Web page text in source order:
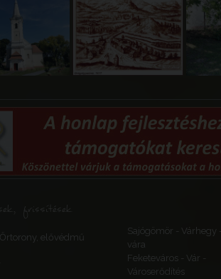
frissítések
elővédmű
Sajógömör - Várhegy
vára
Feketeváros - Vár -
Városerődítés